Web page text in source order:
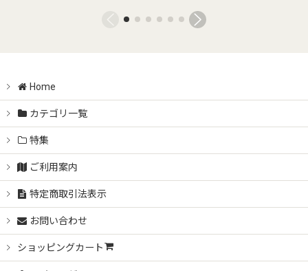
Home
カテゴリ一覧
特集
ご利用案内
特定商取引法表示
お問い合わせ
ショッピングカート